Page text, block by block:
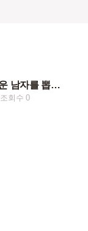
이 세상에서 가장 귀여운 남자를 뽑으면 박성호야
조회수 0